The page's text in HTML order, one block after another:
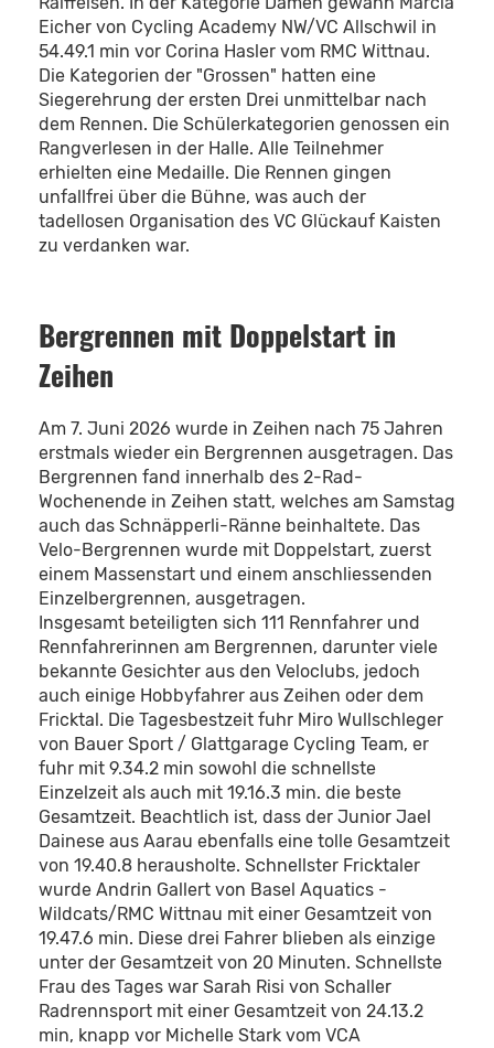
Eicher von Cycling Academy NW/VC Allschwil in
54.49.1 min vor Corina Hasler vom RMC Wittnau.
Die Kategorien der "Grossen" hatten eine
Siegerehrung der ersten Drei unmittelbar nach
dem Rennen. Die Schülerkategorien genossen ein
Rangverlesen in der Halle. Alle Teilnehmer
erhielten eine Medaille. Die Rennen gingen
unfallfrei über die Bühne, was auch der
tadellosen Organisation des VC Glückauf Kaisten
zu verdanken war.
Bergrennen mit Doppelstart in
Zeihen
Am 7. Juni 2026 wurde in Zeihen nach 75 Jahren
erstmals wieder ein Bergrennen ausgetragen. Das
Bergrennen fand innerhalb des 2-Rad-
Wochenende in Zeihen statt, welches am Samstag
auch das Schnäpperli-Ränne beinhaltete. Das
Velo-Bergrennen wurde mit Doppelstart, zuerst
einem Massenstart und einem anschliessenden
Einzelbergrennen, ausgetragen.
Insgesamt beteiligten sich 111 Rennfahrer und
Rennfahrerinnen am Bergrennen, darunter viele
bekannte Gesichter aus den Veloclubs, jedoch
auch einige Hobbyfahrer aus Zeihen oder dem
Fricktal. Die Tagesbestzeit fuhr Miro Wullschleger
von Bauer Sport / Glattgarage Cycling Team, er
fuhr mit 9.34.2 min sowohl die schnellste
Einzelzeit als auch mit 19.16.3 min. die beste
Gesamtzeit. Beachtlich ist, dass der Junior Jael
Dainese aus Aarau ebenfalls eine tolle Gesamtzeit
von 19.40.8 herausholte. Schnellster Fricktaler
wurde Andrin Gallert von Basel Aquatics -
Wildcats/RMC Wittnau mit einer Gesamtzeit von
19.47.6 min. Diese drei Fahrer blieben als einzige
unter der Gesamtzeit von 20 Minuten. Schnellste
Frau des Tages war Sarah Risi von Schaller
Radrennsport mit einer Gesamtzeit von 24.13.2
min, knapp vor Michelle Stark vom VCA